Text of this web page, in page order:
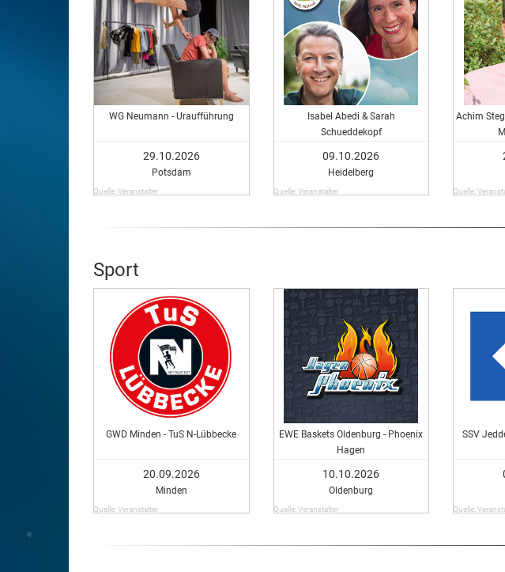
WG Neumann - Uraufführung
29.10.2026
Potsdam
Quelle: Veranstalter
Isabel Abedi & Sarah
Schueddekopf
09.10.2026
Heidelberg
Quelle: Veranstalter
Achim
Quelle:
Sport
GWD Minden - TuS N-Lübbecke
20.09.2026
Minden
Quelle: Veranstalter
EWE Baskets Oldenburg - Phoenix
Hagen
10.10.2026
Oldenburg
Quelle: Veranstalter
SSV
Quelle: